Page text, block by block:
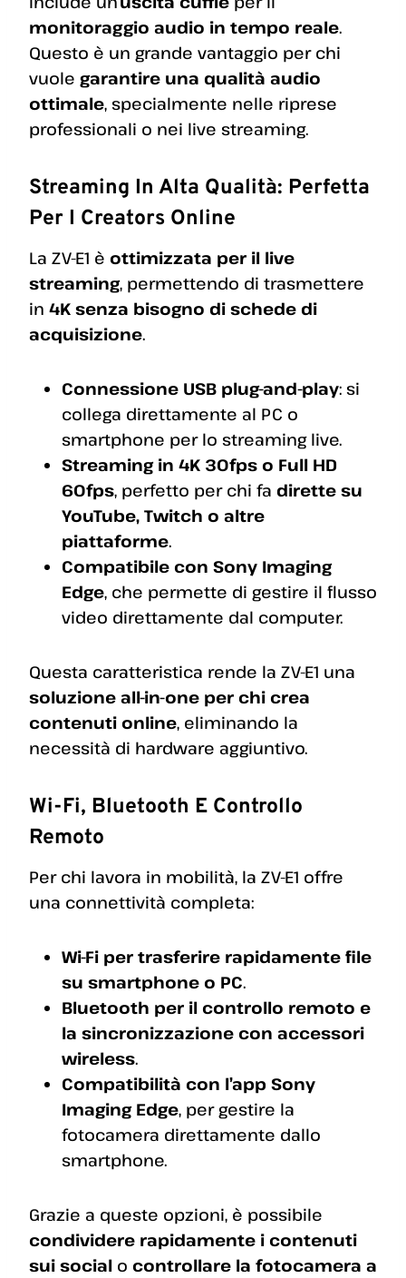
monitoraggio audio in tempo reale.
Questo è un grande vantaggio per chi
vuole garantire una qualità audio
ottimale, specialmente nelle riprese
professionali o nei live streaming.
Streaming In Alta Qualità: Perfetta
Per I Creators Online
La ZV-E1 è ottimizzata per il live
streaming, permettendo di trasmettere
in 4K senza bisogno di schede di
acquisizione.
Connessione USB plug-and-play: si
collega direttamente al PC o
smartphone per lo streaming live.
Streaming in 4K 30fps o Full HD
60fps, perfetto per chi fa dirette su
YouTube, Twitch o altre
piattaforme.
Compatibile con Sony Imaging
Edge, che permette di gestire il flusso
video direttamente dal computer.
Questa caratteristica rende la ZV-E1 una
soluzione all-in-one per chi crea
contenuti online, eliminando la
necessità di hardware aggiuntivo.
Wi-Fi, Bluetooth E Controllo
Remoto
Per chi lavora in mobilità, la ZV-E1 offre
una connettività completa:
Wi-Fi per trasferire rapidamente file
su smartphone o PC.
Bluetooth per il controllo remoto e
la sincronizzazione con accessori
wireless.
Compatibilità con l’app Sony
Imaging Edge, per gestire la
fotocamera direttamente dallo
smartphone.
Grazie a queste opzioni, è possibile
condividere rapidamente i contenuti
sui social o controllare la fotocamera a